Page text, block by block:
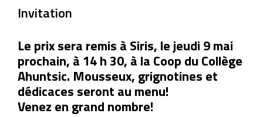
Invitation
Le prix sera remis à Siris, le jeudi 9 mai
prochain, à 14 h 30, à la Coop du Collège
Ahuntsic. Mousseux, grignotines et
dédicaces seront au menu!
Venez en grand nombre!